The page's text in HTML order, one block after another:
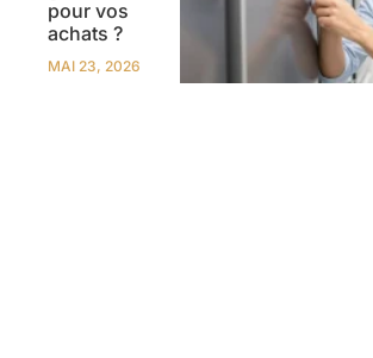
pour vos
achats ?
MAI 23, 2026